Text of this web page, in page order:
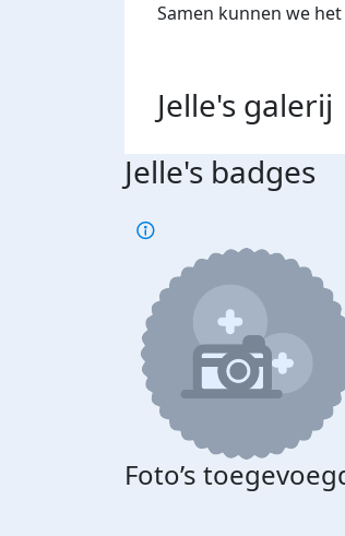
Samen kunnen we
Jelle's galerij
Jelle's badges
Foto’s